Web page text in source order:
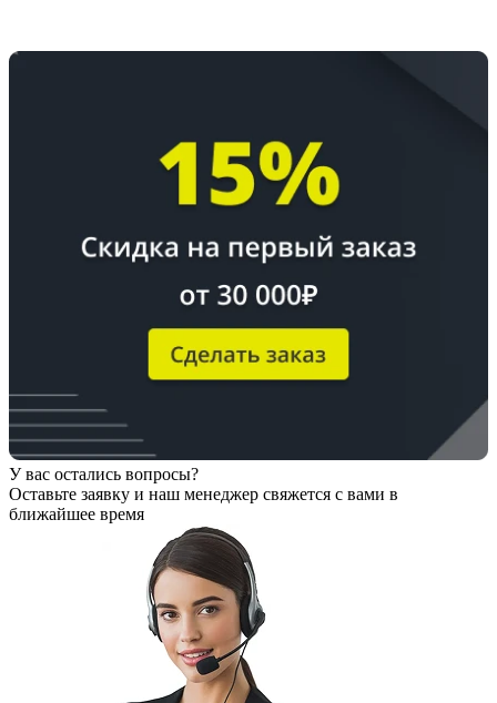
У вас остались вопросы?
Оставьте заявку и наш менеджер свяжется с вами в
ближайшее время